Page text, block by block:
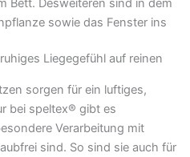
Liegegefühl auf reinen
sorgen für ein luftiges,
bei speltex® gibt es
Verarbeitung mit
sind. So sind sie auch für